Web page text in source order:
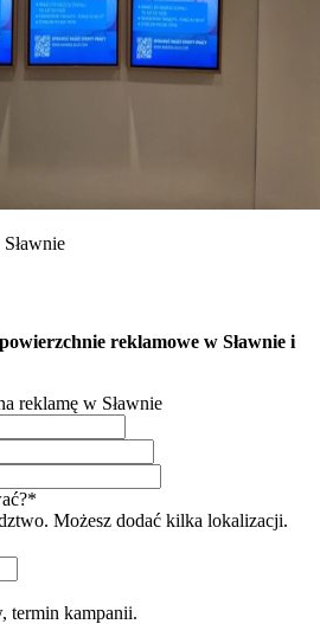
reklamowe w Sławnie i
reklamę w Sławnie
Możesz dodać kilka lokalizacji.
termin kampanii.